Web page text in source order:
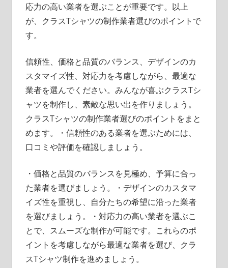
応力の高い業者を選ぶことが重要です。以上
が、クラスTシャツの制作業者選びのポイントで
す。
信頼性、価格と品質のバランス、デザインのカ
スタマイズ性、対応力を考慮しながら、最適な
業者を選んでください。みんなが喜ぶクラスTシ
ャツを制作し、素敵な思い出を作りましょう。
クラスTシャツの制作業者選びのポイントをまと
めます。・信頼性のある業者を選ぶためには、
口コミや評価を確認しましょう。
・価格と品質のバランスを見極め、予算に合っ
た業者を選びましょう。・デザインのカスタマ
イズ性を重視し、自分たちの希望に沿った業者
を選びましょう。・対応力の高い業者を選ぶこ
とで、スムーズな制作が可能です。これらのポ
イントを考慮しながら最適な業者を選び、クラ
スTシャツ制作を進めましょう。